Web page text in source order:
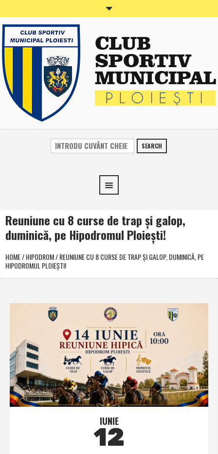
SEARCH
Reuniune cu 8 curse de trap şi galop,
duminică, pe Hipodromul Ploieşti!
HOME/HIPODROM/REUNIUNE CU 8 CURSE DE TRAP ŞI GALOP, DUMINICĂ, PE
HIPODROMUL PLOIEŞTI!
IUNIE
12